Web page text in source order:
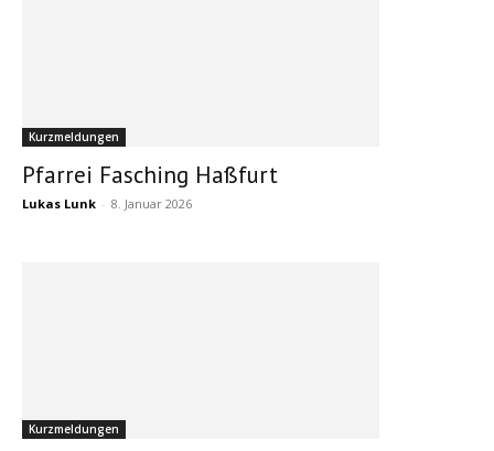
Kurzmeldungen
Pfarrei Fasching Haßfurt
Lukas Lunk - 8. Januar 2026
Kurzmeldungen